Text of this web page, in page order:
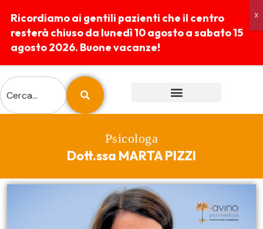
Psicologa
Dott.ssa MARTA PIZZI
Ricordiamo ai gentili pazienti che il centro
resterà chiuso da lunedì 10 agosto a sabato 15
agosto 2026. Buone vacanze!